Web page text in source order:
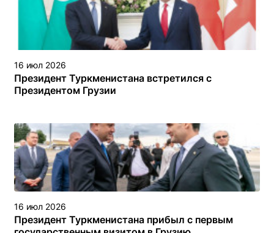
16 июл 2026
Президент Туркменистана встретился с
Президентом Грузии
16 июл 2026
Президент Туркменистана прибыл с первым